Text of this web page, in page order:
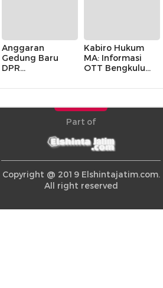
Anggaran
Gedung Baru
DPR
Cair karena
Budi” Pemerintah
Kabiro Hukum
MA: Informasi
OTT Bengkulu
Internal MA
Part of
Copyright @ 2019 Elshintajatim.com.
All right reserved